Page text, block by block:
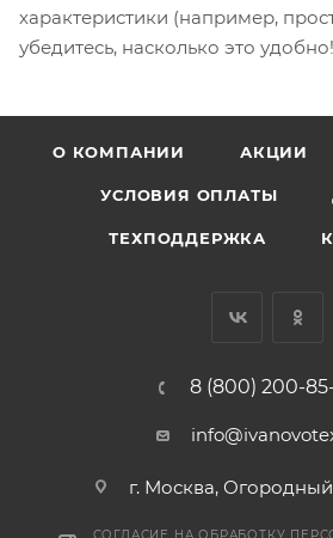
характеристики (например,
убедитесь, насколько это удобно!
О КОМПАНИИ АКЦИИ
УСЛОВИЯ ОПЛАТЫ
ТЕХПОДДЕРЖКА
8 (800) 200-
г. Москва,